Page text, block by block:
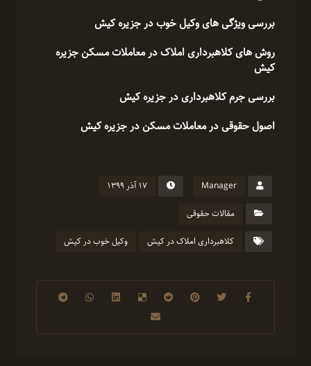
بررسی ویژگی های وکیل خوب در جزیره کیش
روش های کلاهبرداری املاک در معاملات مسکن جزیره
کیش
بررسی جرم کلاهبرداری در جزیره کیش
اصول حقوقی در معاملات مسکن در جزیره کیش
Manager
۱۷ آذر ۱۳۹۹
مقالات حقوقی
کلاهبرداری املاک در کیش
وکیل خوب در کیش